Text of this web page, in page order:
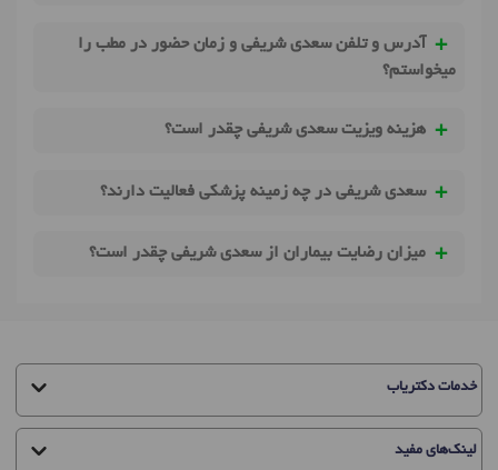
آدرس و تلفن سعدی شریفی و زمان حضور در مطب را
میخواستم؟
هزینه ویزیت سعدی شریفی چقدر است؟
سعدی شریفی در چه زمینه پزشکی فعالیت دارند؟
میزان رضایت بیماران از سعدی شریفی چقدر است؟
خدمات دکتریاب
لینک‌های مفید